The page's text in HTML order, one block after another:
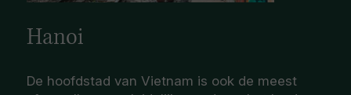
Hanoi
De hoofdstad van Vietnam is ook de meest